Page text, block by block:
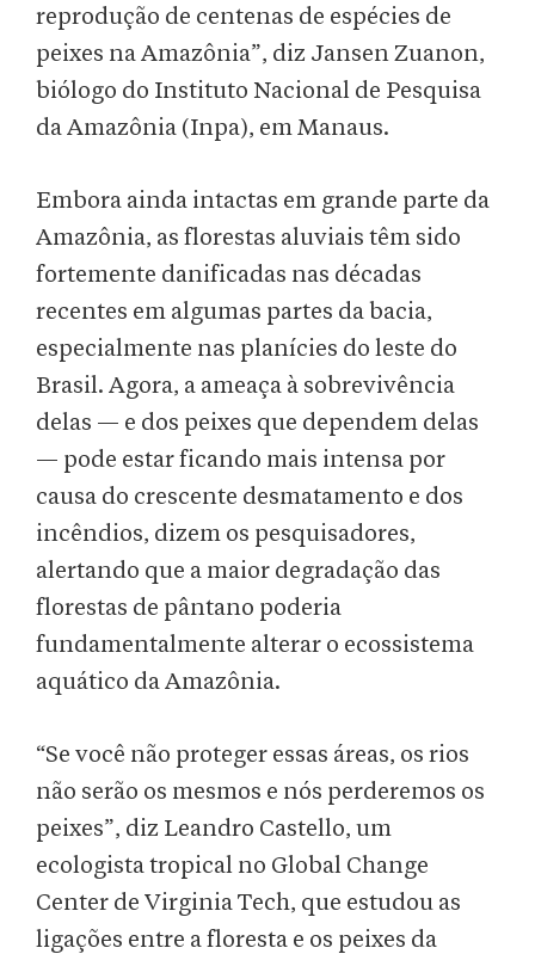
reprodução de centenas de espécies de
peixes na Amazônia”, diz Jansen Zuanon,
biólogo do Instituto Nacional de Pesquisa
da Amazônia (Inpa), em Manaus.
Embora ainda intactas em grande parte da
Amazônia, as florestas aluviais têm sido
fortemente danificadas nas décadas
recentes em algumas partes da bacia,
especialmente nas planícies do leste do
Brasil. Agora, a ameaça à sobrevivência
delas — e dos peixes que dependem delas
— pode estar ficando mais intensa por
causa do crescente desmatamento e dos
incêndios, dizem os pesquisadores,
alertando que a maior degradação das
florestas de pântano poderia
fundamentalmente alterar o ecossistema
aquático da Amazônia.
“Se você não proteger essas áreas, os rios
não serão os mesmos e nós perderemos os
peixes”, diz Leandro Castello, um
ecologista tropical no Global Change
Center de Virginia Tech, que estudou as
ligações entre a floresta e os peixes da